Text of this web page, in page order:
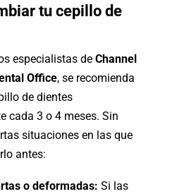
tu cepillo de
especialistas de Channel
Office, se recomienda
de dientes
cada 3 o 4 meses. Sin
situaciones en las que
antes:
o deformadas: Si las